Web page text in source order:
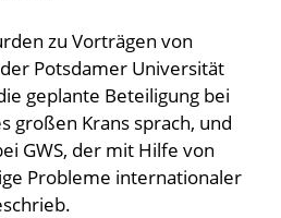
zu Vorträgen von
Potsdamer Universität
geplante Beteiligung bei
großen Krans sprach, und
GWS, der mit Hilfe von
Probleme internationaler